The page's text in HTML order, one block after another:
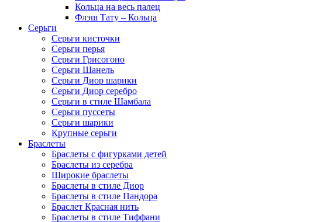
Кольца на весь палец
Флэш Тату – Кольца
Серьги
Серьги кисточки
Серьги перья
Серьги Грисогоно
Серьги Шанель
Серьги Диор шарики
Серьги Диор серебро
Серьги в стиле Шамбала
Серьги пуссеты
Серьги шарики
Крупные серьги
Браслеты
Браслеты с фигурками детей
Браслеты из серебра
Широкие браслеты
Браслеты в стиле Диор
Браслеты в стиле Пандора
Браслет Красная нить
Браслеты в стиле Тиффани